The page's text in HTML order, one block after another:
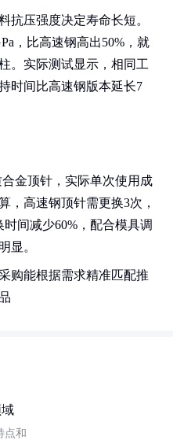
抗压强度决定寿命长短。
，比高速钢高出50%，就
。实际测试显示，相同工
时间比高速钢版本延长7
金顶针，实际单次使用成
，高速钢顶针需更换3次，
间减少60%，配合模具调
显。
购能根据需求精准匹配推
点和